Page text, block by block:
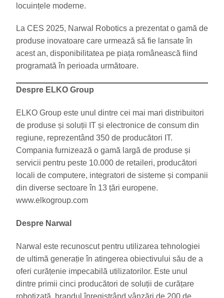
locuințele moderne.
La CES 2025, Narwal Robotics a prezentat o gamă de
produse inovatoare care urmează să fie lansate în
acest an, disponibilitatea pe piața românească fiind
programată în perioada următoare.
Despre ELKO Group
ELKO Group este unul dintre cei mai mari distribuitori
de produse și soluții IT și electronice de consum din
regiune, reprezentând 350 de producători IT.
Compania furnizează o gamă largă de produse și
servicii pentru peste 10.000 de retaileri, producători
locali de computere, integratori de sisteme și companii
din diverse sectoare în 13 țări europene.
www.elkogroup.com
Despre Narwal
Narwal este recunoscut pentru utilizarea tehnologiei
de ultimă generație în atingerea obiectivului său de a
oferi curățenie impecabilă utilizatorilor. Este unul
dintre primii cinci producători de soluții de curățare
robotizată, brandul înregistrând vânzări de 200 de